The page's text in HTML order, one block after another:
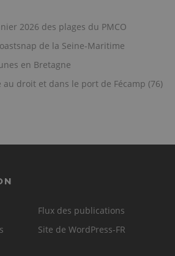
2026 des plages du PMCO
de la Seine-Maritime
en Bretagne
droit et dans le port de Fécamp (76)
Flux des publications
Site de WordPress-FR